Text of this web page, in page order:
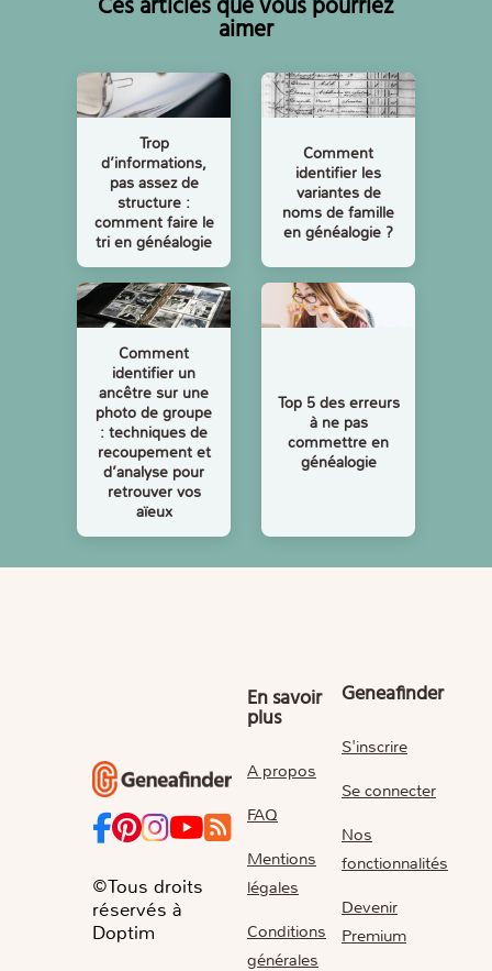
Ces articles que vous pourriez
aimer
Trop
d’informations,
pas assez de
structure :
comment faire le
tri en généalogie
Comment
identifier les
variantes de
noms de famille
en généalogie ?
Comment
identifier un
ancêtre sur une
photo de groupe
: techniques de
recoupement et
d’analyse pour
retrouver vos
aïeux
Top 5 des erreurs
à ne pas
commettre en
généalogie
©Tous droits
réservés à
Doptim
En savoir
plus
A propos
FAQ
Mentions
légales
Conditions
générales
Geneafinder
S'inscrire
Se connecter
Nos
fonctionnalités
Devenir
Premium